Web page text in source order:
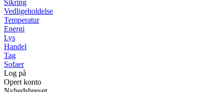
Sikring
Vedligeholdelse
Temperatur
Energi
Lys
Handel
Tag
Sofaer
Log på
Opret konto